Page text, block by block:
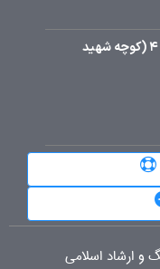
البرز، نظرآباد، الغدیر جنوبی، کوچه غدیر 4 (کوچه شهید
و ارشاد اسلامی